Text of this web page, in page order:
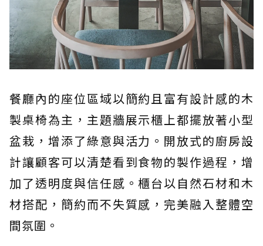
餐廳內的座位區域以簡約且富有設計感的木
製桌椅為主，主題牆展示櫃上都擺放著小型
盆栽，增添了綠意與活力。開放式的廚房設
計讓顧客可以清楚看到食物的製作過程，增
加了透明度與信任感。櫃台以自然石材和木
材搭配，簡約而不失質感，完美融入整體空
間氛圍。